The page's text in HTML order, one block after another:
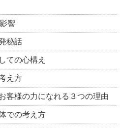
響
秘話
ての心構え
え方
客様の力になれる３つの理由
での考え方